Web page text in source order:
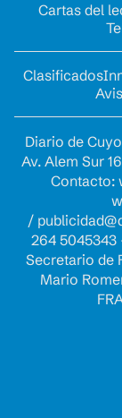
Cartas del
Clasificados
Diario de
Av. Alem Sur
Contacto:
/
264 5045343
Secretario de
Mario